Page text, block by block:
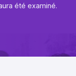
été examiné.